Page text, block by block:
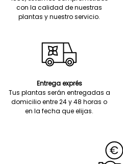
con la calidad de nuestras
plantas y nuestro servicio.
Entrega exprés
Tus plantas serán entregadas a
domicilio entre 24 y 48 horas o
en la fecha que elijas.